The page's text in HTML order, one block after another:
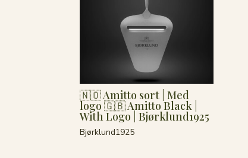
🇳🇴 Amitto sort | Med
logo 🇬🇧 Amitto Black |
With Logo | Bjørklund1925
Bjørklund1925